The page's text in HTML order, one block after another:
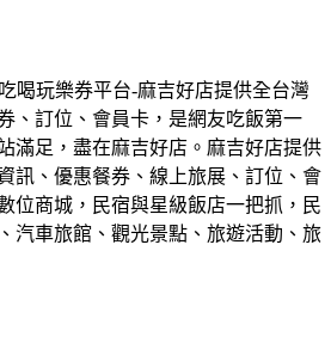
喝玩樂券平台-麻吉好店提供全台灣
、訂位、會員卡，是網友吃飯第一
滿足，盡在麻吉好店。麻吉好店提供
訊、優惠餐券、線上旅展、訂位、會
位商城，民宿與星級飯店一把抓，民
汽車旅館、觀光景點、旅遊活動、旅